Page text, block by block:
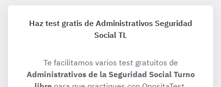
Haz test gratis de Administrativos Seguridad
Social TL
Te facilitamos varios test gratuitos de
Administrativos de la Seguridad Social Turno